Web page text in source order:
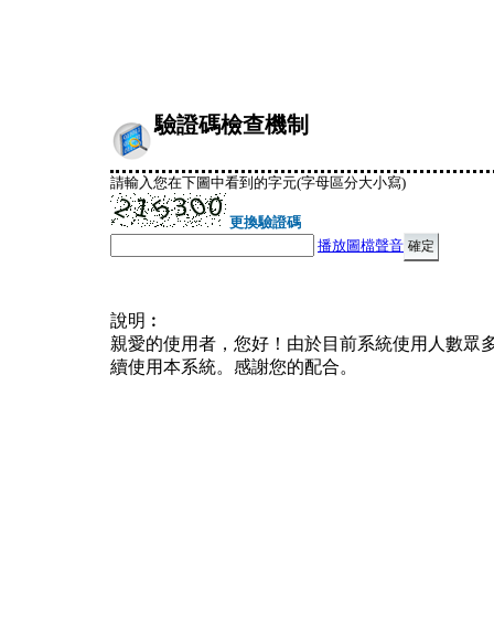
驗證碼檢查機制
請輸入您在下圖中看到的字元(字母區分大小寫)
更換驗證碼
播放圖檔聲音
說明︰
親愛的使用者，您好！由於目前系統使用人數眾
續使用本系統。感謝您的配合。